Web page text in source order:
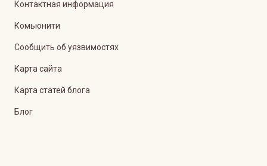
Контактная информация
Комьюнити
Сообщить об уязвимостях
Карта сайта
Карта статей блога
Блог